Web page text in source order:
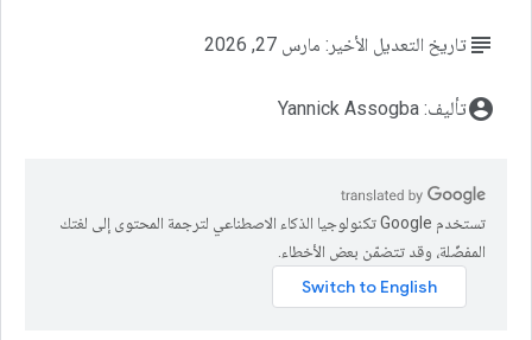
subject تاريخ التعديل الأخير: مارس 27, 2026
account_circleتأليف: Yannick Assogba
تستخدم Google تكنولوجيا الذكاء الاصطناعي لترجمة المحتوى إلى لغتك
المفضّلة، وقد تتضمّن بعض الأخطاء.